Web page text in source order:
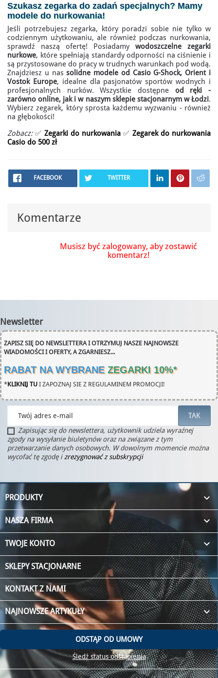
Szukasz zegarka do zadań specjalnych? Mamy
modele do nurkowania!
Jeśli potrzebujesz zegarka, który poradzi sobie nie tylko w
codziennym użytkowaniu, ale również podczas nurkowania,
sprawdź naszą ofertę! Posiadamy wodoszczelne zegarki
nurkowe, które spełniają standardy odporności na ciśnienie i
są przystosowane do pracy w trudnych warunkach pod wodą.
Znajdziesz u nassolidne modele od Casio G-Shock, Orient i
Vostok Europe, idealne dla pasjonatów sportów wodnych i
profesjonalnych nurków. Wszystkie dostępne od ręki -
zarówno online, jak i w naszym sklepie stacjonarnym w Łodzi.
Wybierz zegarek, który sprosta każdemu wyzwaniu - również
na głębokości!
Zobacz:✅ Zegarki do nurkowania ✅ Zegarek do nurkowania
Casio do 500 zł
FACEBOOK TWITTER
Komentarze
Musisz być zalogowany, aby zostawić
komentarz!
Newsletter
ZAPISZ SIĘ DO NEWSLETTERA I OTRZYMUJ NASZE NAJNOWSZE
WIADOMOŚCI I OFERTY, A ZGARNIESZ...
RABAT NA WYBRANE ZEGARKI 10%*
*KLIKNIJ TU I ZAPOZNAJ SIE Z REGULAMINEM PROMOCJI!
Zapisując się do newslettera, użytkownik udziela wyraźnej
zgody na wysyłanie biuletynów oraz na związane z tym
przetwarzanie danych osobowych. W dowolnym momencie można
wycofać tę zgodę izrezygnować z subskrypcji
PRODUKTY 
NASZA FIRMA 
TWOJE KONTO 
SKLEPY STACJONARNE
KONTAKT Z NAMI
NAJNOWSZE ARTYKUŁY keyboard_arrow_down
ODSTĄP OD UMOWY
Śledź status odstąpienia